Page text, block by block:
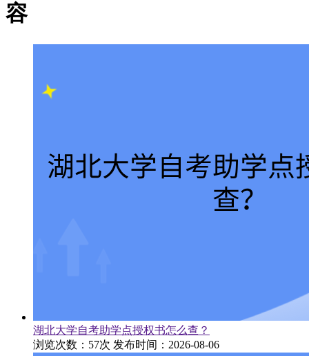
容
湖北大学自考助学点授权书怎么查？
浏览次数：57次 发布时间：2026-08-06